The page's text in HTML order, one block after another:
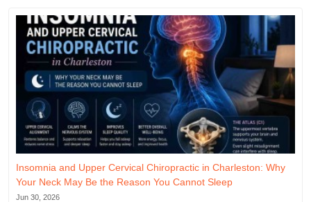
Insomnia and Upper Cervical Chiropractic in Charleston: Why
Your Neck May Be the Reason You Cannot Sleep
Jun 30, 2026